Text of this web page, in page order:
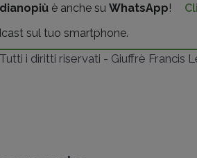
è anche suWhatsApp!
sul tuo smartphone.
i diritti riservati - Giuffrè Francis